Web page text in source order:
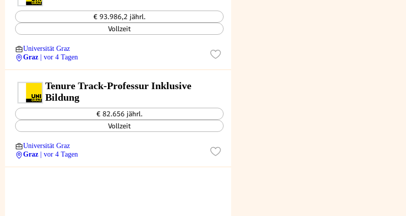
€ 93.986,2 jährl.
Vollzeit
Universität Graz
Graz
| vor 4 Tagen
Tenure Track-Professur Inklusive
Bildung
€ 82.656 jährl.
Vollzeit
Universität Graz
Graz
| vor 4 Tagen